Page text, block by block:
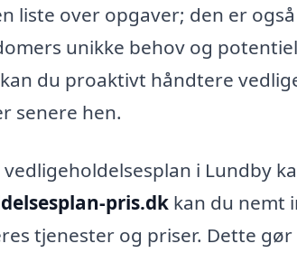
liste over opgaver; den er
unikke behov og
du proaktivt håndtere
senere hen.
i Lundby
pris.dk kan du nemt
tjenester og priser. Dette